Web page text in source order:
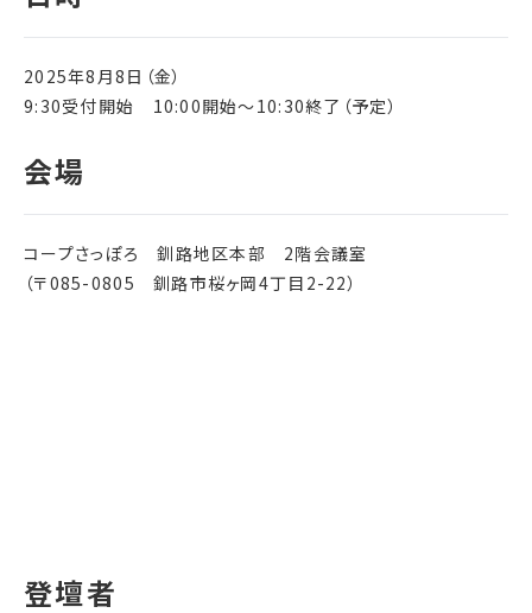
2025年8月8日（金）
9:30受付開始 10:00開始～10:30終了（予定）
コープさっぽろ 釧路地区本部 2階会議室
（〒085-0805 釧路市桜ヶ岡4丁目2-22）